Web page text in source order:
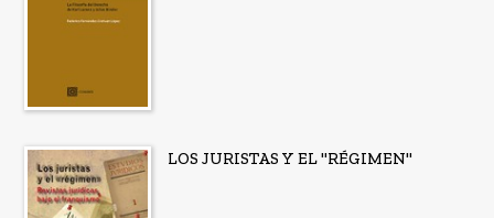
LOS JURISTAS Y EL "RÉGIMEN"